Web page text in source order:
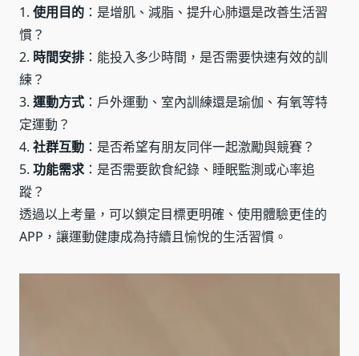
1. 使用目的 ：是增肌、減脂、提升心肺還是改善生活習
慣？
2. 時間安排 ：能投入多少時間，是否需要快速有效的訓
練？
3. 運動方式 ：戶外運動、室內訓練還是瑜伽、有氧等特
定運動？
4. 社群互動 ：是否希望有朋友同伴一起激勵與競賽？
5. 功能需求：是否需要飲食紀錄、睡眠監測或心率追
蹤？
透過以上考量，可以鎖定目標更明確、使用體驗更佳的
APP，讓運動健康成為持續且愉悅的生活習慣。